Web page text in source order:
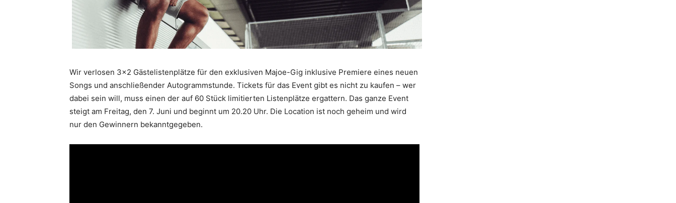
Wir verlosen 3×2 Gästelistenplätze für den exklusiven Majoe-Gig inklusive Premiere eines neuen
Songs und anschließender Autogrammstunde. Tickets für das Event gibt es nicht zu kaufen – wer
dabei sein will, muss einen der auf 60 Stück limitierten Listenplätze ergattern. Das ganze Event
steigt am Freitag, den 7. Juni und beginnt um 20.20 Uhr. Die Location ist noch geheim und wird
nur den Gewinnern bekanntgegeben.